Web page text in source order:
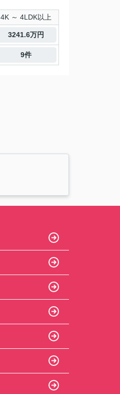
4K ～ 4LDK以上
3241.6万円
9件